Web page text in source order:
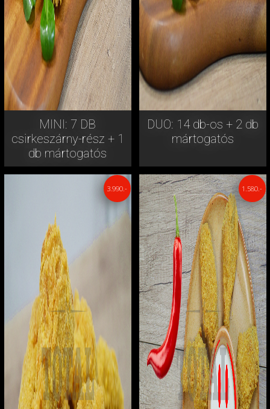
MINI: 7 DB
csirkeszárny-rész + 1
db mártogatós
DUO: 14 db-os + 2 db
mártogatós
3.990.- 1.580.-